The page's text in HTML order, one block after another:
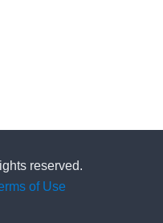
reserved.
of Use